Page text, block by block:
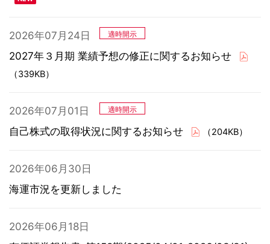
2026年07月24日 適時開示
2027年３月期 業績予想の修正に関するお知らせ
（339KB）
2026年07月01日 適時開示
自己株式の取得状況に関するお知らせ （204KB）
2026年06月30日
海運市況を更新しました
2026年06月18日